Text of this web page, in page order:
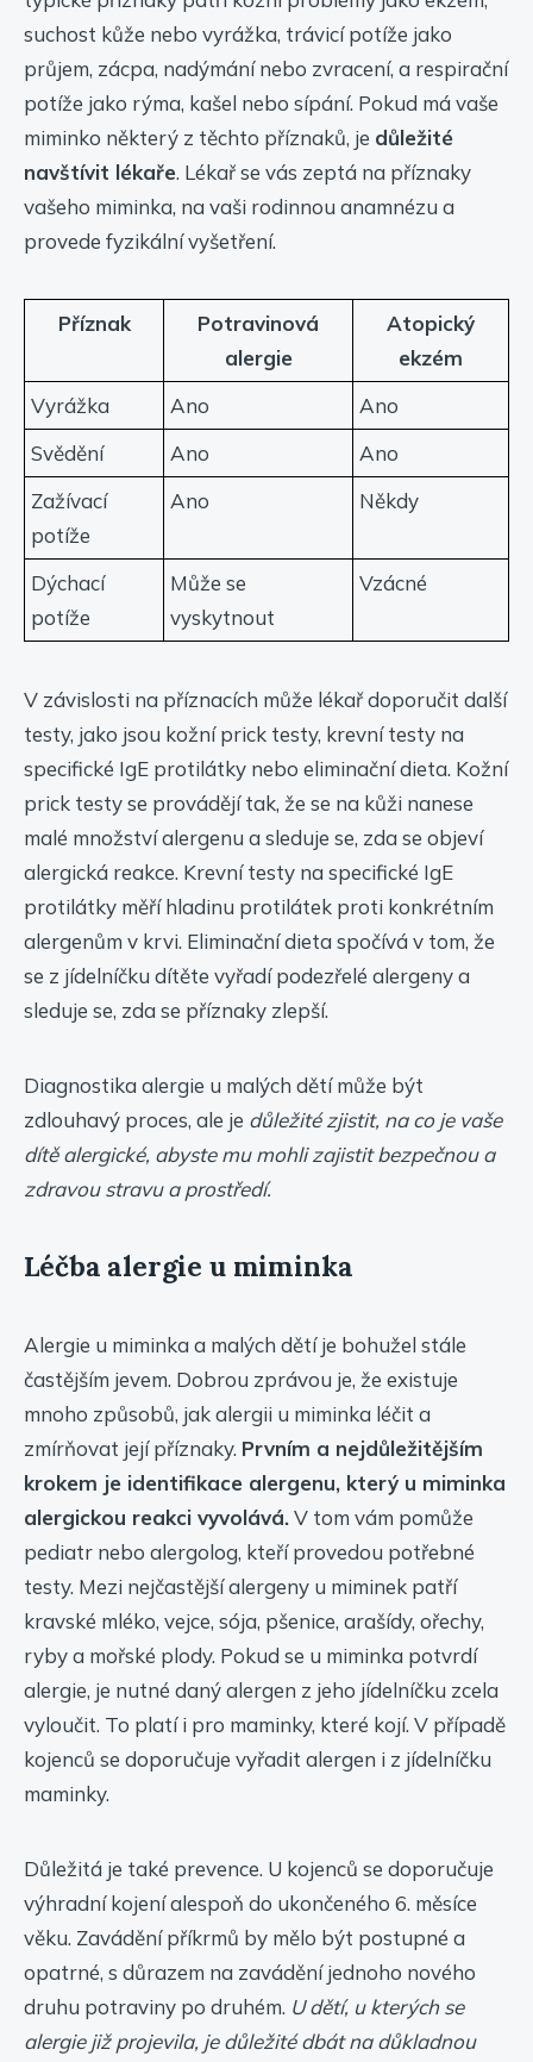
suchost kůže nebo vyrážka, trávicí potíže jako
průjem, zácpa, nadýmání nebo zvracení, a respirační
potíže jako rýma, kašel nebo sípání. Pokud má vaše
miminko některý z těchto příznaků, je důležité
navštívit lékaře. Lékař se vás zeptá na příznaky
vašeho miminka, na vaši rodinnou anamnézu a
provede fyzikální vyšetření.
Příznak
Potravinová
alergie
Atopický
ekzém
Vyrážka
Ano
Ano
Svědění
Ano
Ano
Zažívací
potíže
Ano Někdy
Dýchací
potíže
Může se
vyskytnout
Vzácné
V závislosti na příznacích může lékař doporučit další
testy, jako jsou kožní prick testy, krevní testy na
specifické IgE protilátky nebo eliminační dieta. Kožní
prick testy se provádějí tak, že se na kůži nanese
malé množství alergenu a sleduje se, zda se objeví
alergická reakce. Krevní testy na specifické IgE
protilátky měří hladinu protilátek proti konkrétním
alergenům v krvi. Eliminační dieta spočívá v tom, že
se z jídelníčku dítěte vyřadí podezřelé alergeny a
sleduje se, zda se příznaky zlepší.
Diagnostika alergie u malých dětí může být
zdlouhavý proces, ale je důležité zjistit, na co je vaše
dítě alergické, abyste mu mohli zajistit bezpečnou a
zdravou stravu a prostředí.
Léčba alergie u miminka
Alergie u miminka a malých dětí je bohužel stále
častějším jevem. Dobrou zprávou je, že existuje
mnoho způsobů, jak alergii u miminka léčit a
zmírňovat její příznaky. Prvním a nejdůležitějším
krokem je identifikace alergenu, který u miminka
alergickou reakci vyvolává.V tom vám pomůže
pediatr nebo alergolog, kteří provedou potřebné
testy. Mezi nejčastější alergeny u miminek patří
kravské mléko, vejce, sója, pšenice, arašídy, ořechy,
ryby a mořské plody. Pokud se u miminka potvrdí
alergie, je nutné daný alergen z jeho jídelníčku zcela
vyloučit. To platí i pro maminky, které kojí. V případě
kojenců se doporučuje vyřadit alergen i z jídelníčku
maminky.
Důležitá je také prevence. U kojenců se doporučuje
výhradní kojení alespoň do ukončeného 6. měsíce
věku. Zavádění příkrmů by mělo být postupné a
opatrné, s důrazem na zavádění jednoho nového
druhu potraviny po druhém. U dětí, u kterých se
alergie již projevila, je důležité dbát na důkladnou